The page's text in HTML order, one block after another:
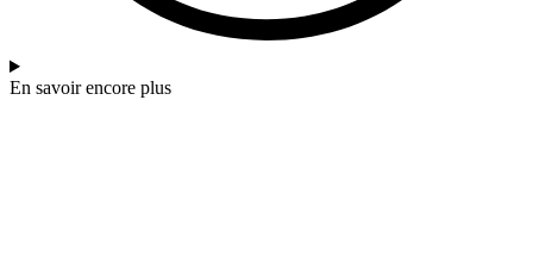
En savoir encore plus